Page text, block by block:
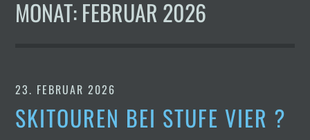
MONAT:FEBRUAR 2026
23. FEBRUAR 2026
SKITOUREN BEI STUFE VIER ?